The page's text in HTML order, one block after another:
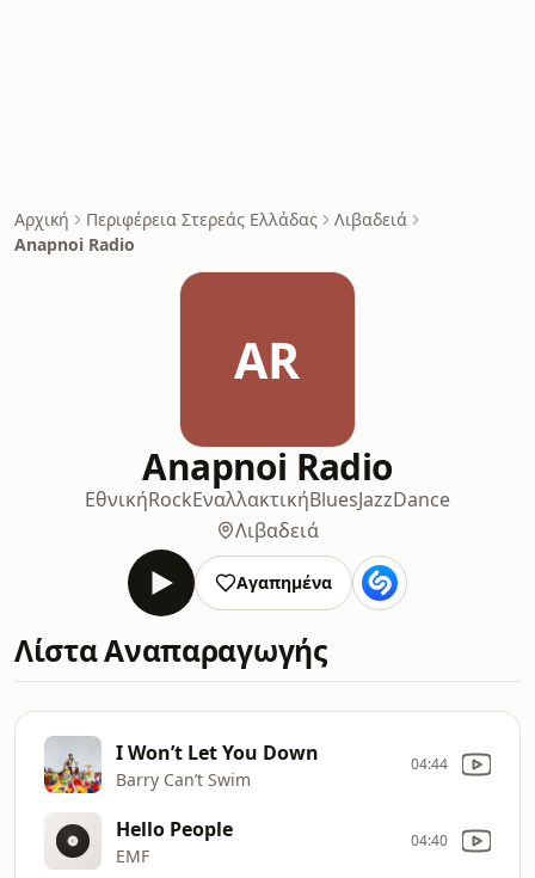
Αρχική Περιφέρεια Στερεάς Ελλάδας
Λιβαδειά
Anapnoi Radio
AR
Anapnoi Radio
ΕθνικήRockΕναλλακτικήBluesJazzDance
Λιβαδειά
Αγαπημένα
Λίστα Αναπαραγωγής
I Won’t Let You Down
Barry Can’t Swim
04:44
Hello People
EMF
04:40